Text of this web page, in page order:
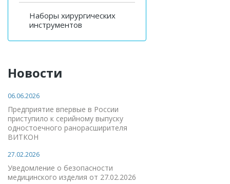
Наборы хирургических
инструментов
Новости
06.06.2026
Предприятие впервые в России
приступило к серийному выпуску
одностоечного ранорасширителя
ВИТКОН
27.02.2026
Уведомление о безопасности
медицинского изделия от 27.02.2026